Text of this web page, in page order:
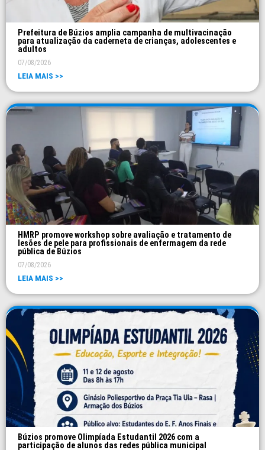
Prefeitura de Búzios amplia campanha de multivacinação
para atualização da caderneta de crianças, adolescentes e
adultos
07/08/2026
LEIA MAIS >>
HMRP promove workshop sobre avaliação e tratamento de
lesões de pele para profissionais de enfermagem da rede
pública de Búzios
07/08/2026
LEIA MAIS >>
Búzios promove Olimpíada Estudantil 2026 com a
participação de alunos das redes pública municipal